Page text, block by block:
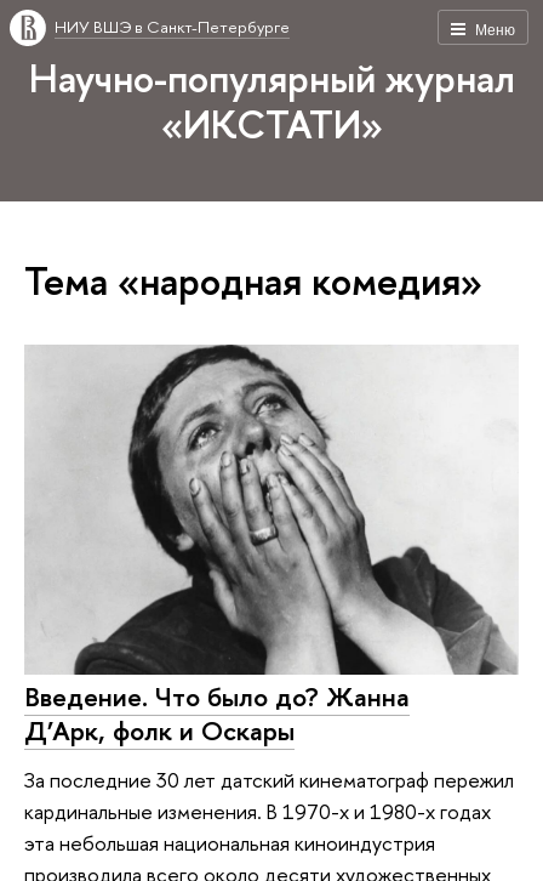
Меню
НИУ ВШЭ в Санкт-Петербурге
Научно-популярный журнал
«ИКСТАТИ»
Тема «народная комедия»
Введение. Что было до? Жанна
Д’Арк, фолк и Оскары
За последние 30 лет датский кинематограф пережил
кардинальные изменения. В 1970-х и 1980-х годах
эта небольшая национальная киноиндустрия
производила всего около десяти художественных